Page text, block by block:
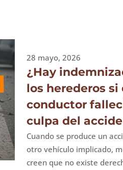
28 mayo, 2026
¿Hay
los herederos si
conductor
culpa del
Cuando se produce un
otro vehículo implicado,
creen que no existe